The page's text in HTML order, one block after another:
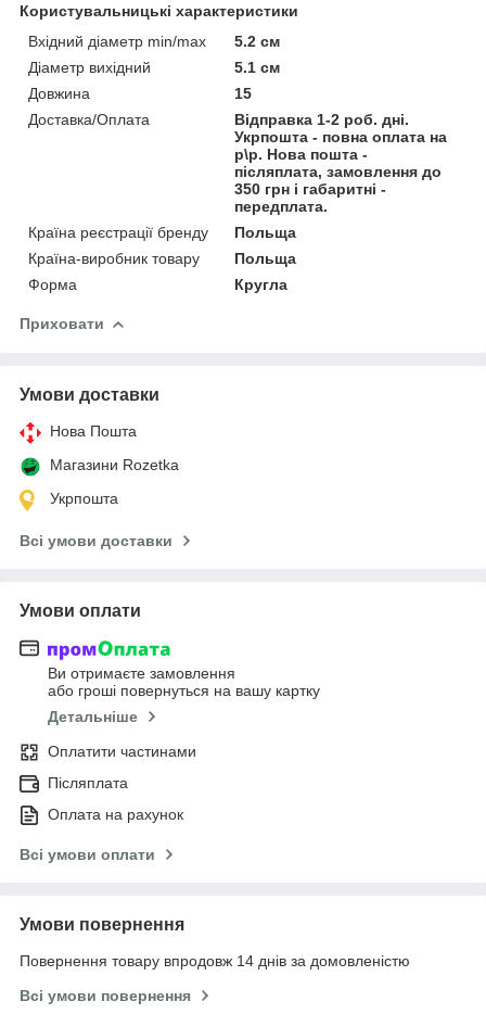
Користувальницькі характеристики
Вхідний діаметр min/max
5.2 см
Діаметр вихідний
5.1 см
Довжина
15
Доставка/Оплата
Відправка 1-2 роб. дні.
Укрпошта - повна оплата на
р\р. Нова пошта -
післяплата, замовлення до
350 грн і габаритні -
передплата.
Країна реєстрації бренду
Польща
Країна-виробник товару
Польща
Форма
Кругла
Приховати
Умови доставки
Нова Пошта
Магазини Rozetka
Укрпошта
Всі умови доставки
Умови оплати
Ви отримаєте замовлення
або гроші повернуться на вашу картку
Детальніше
Оплатити частинами
Післяплата
Оплата на рахунок
Всі умови оплати
Умови повернення
Повернення товару впродовж 14 днів за домовленістю
Всі умови повернення